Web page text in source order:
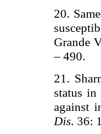
20.
Grande
– 490.
21.
status
against
Dis. 36: